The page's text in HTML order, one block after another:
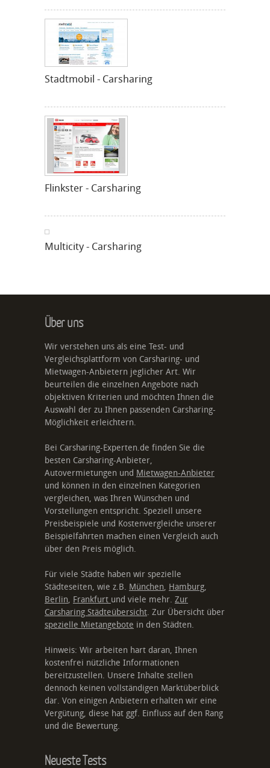
Stadtmobil - Carsharing
Flinkster - Carsharing
Multicity - Carsharing
Über uns
Wir verstehen uns als eine Test- und
Vergleichsplattform von Carsharing- und
Mietwagen-Anbietern jeglicher Art. Wir
beurteilen die einzelnen Angebote nach
objektiven Kriterien und möchten Ihnen die
Auswahl der zu Ihnen passenden Carsharing-
Möglichkeit erleichtern.
Bei Carsharing-Experten.de finden Sie die
besten Carsharing-Anbieter,
Autovermietungen und Mietwagen-Anbieter
und können in den einzelnen Kategorien
vergleichen, was Ihren Wünschen und
Vorstellungen entspricht. Speziell unsere
Preisbeispiele und Kostenvergleiche unserer
Beispielfahrten machen einen Vergleich auch
über den Preis möglich.
Für viele Städte haben wir spezielle
Städteseiten, wie z.B. München, Hamburg,
Berlin, Frankfurt und viele mehr. Zur
Carsharing Städteübersicht. Zur Übersicht über
spezielle Mietangebote in den Städten.
Hinweis: Wir arbeiten hart daran, Ihnen
kostenfrei nützliche Informationen
bereitzustellen. Unsere Inhalte stellen
dennoch keinen vollständigen Marktüberblick
dar. Von einigen Anbietern erhalten wir eine
Vergütung, diese hat ggf. Einfluss auf den Rang
und die Bewertung.
Neueste Tests